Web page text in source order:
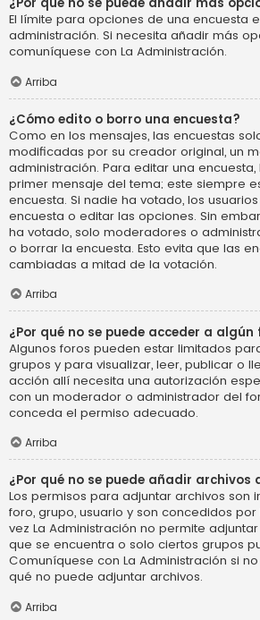
El límite para opciones de una encuesta
administración. Si necesita añadir más
comuníquese con La Administración.
Arriba
¿Cómo edito o borro una encuesta?
Como en los mensajes, las encuestas
modificadas por su creador original, un
administración. Para editar una
primer mensaje del tema; este siempre
encuesta. Si nadie ha votado, los
encuesta o editar las opciones. Sin
ha votado, solo moderadores o
o borrar la encuesta. Esto evita que las
cambiadas a mitad de la votación.
Arriba
¿Por qué no se puede acceder a algún
Algunos foros pueden estar limitados
grupos y para visualizar, leer, publicar o
acción allí necesita una autorización
con un moderador o administrador del
conceda el permiso adecuado.
Arriba
¿Por qué no se puede añadir archivos
Los permisos para adjuntar archivos son
foro, grupo, usuario y son concedidos por
vez La Administración no permite
que se encuentra o solo ciertos grupos
Comuníquese con La Administración si
qué no puede adjuntar archivos.
Arriba